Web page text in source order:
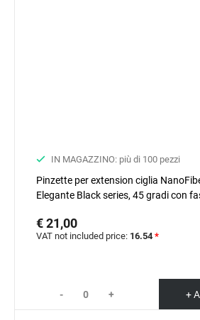
IN MAGAZZINO: più di 100 pezzi
Pinzette per extension ciglia
Elegante Black series, 45 gradi con
€ 21,00
VAT not included price: 16.54 *
- + +